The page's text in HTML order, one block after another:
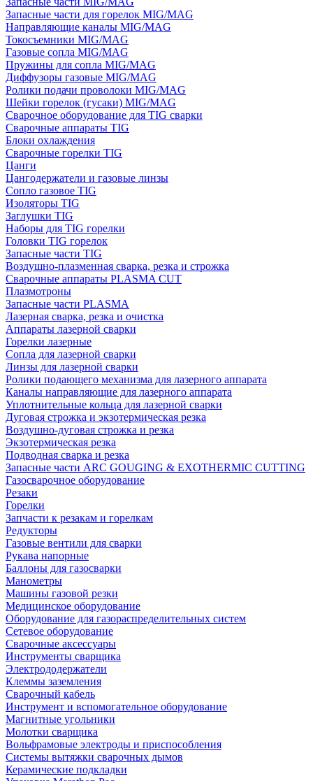
Запасные части для горелок MIG/MAG
Направляющие каналы MIG/MAG
Токосъемники MIG/MAG
Газовые сопла MIG/MAG
Пружины для сопла MIG/MAG
Диффузоры газовые MIG/MAG
Ролики подачи проволоки MIG/MAG
Шейки горелок (гусаки) MIG/MAG
Сварочное оборудование для TIG сварки
Сварочные аппараты TIG
Блоки охлаждения
Сварочные горелки TIG
Цанги
Цангодержатели и газовые линзы
Сопло газовое TIG
Изоляторы TIG
Заглушки TIG
Наборы для TIG горелки
Головки TIG горелок
Запасные части TIG
Воздушно-плазменная сварка, резка и строжка
Сварочные аппараты PLASMA CUT
Плазмотроны
Запасные части PLASMA
Лазерная сварка, резка и очистка
Аппараты лазерной сварки
Горелки лазерные
Сопла для лазерной сварки
Линзы для лазерной сварки
Ролики подающего механизма для лазерного аппарата
Каналы направляющие для лазерного аппарата
Уплотнительные кольца для лазерной сварки
Дуговая строжка и экзотермическая резка
Воздушно-дуговая строжка и резка
Экзотермическая резка
Подводная сварка и резка
Запасные части ARC GOUGING & EXOTHERMIC CUTTING
Газосварочное оборудование
Резаки
Горелки
Запчасти к резакам и горелкам
Редукторы
Газовые вентили для сварки
Рукава напорные
Баллоны для газосварки
Манометры
Машины газовой резки
Медицинское оборудование
Оборудование для газораспределительных систем
Сетевое оборудование
Сварочные аксессуары
Инструменты сварщика
Электрододержатели
Клеммы заземления
Сварочный кабель
Инструмент и вспомогательное оборудование
Магнитные угольники
Молотки сварщика
Вольфрамовые электроды и приспособления
Системы вытяжки сварочных дымов
Керамические подкладки